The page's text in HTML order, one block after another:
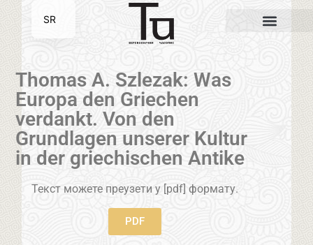
Thomas A. Szlezak: Was
Europa den Griechen
verdankt. Von den
Grundlagen unserer Kultur
in der griechischen Antike
Текст можете преузети у [pdf] формату.
PDF
SR
EN